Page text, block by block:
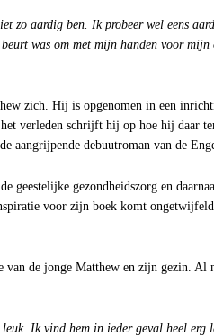
zo aardig ben. Ik probeer wel eens
was om met mijn handen voor mijn
zich. Hij is opgenomen in een
verleden schrijft hij op hoe hij daar
aangrijpende debuutroman van de
geestelijke gezondheidszorg en
voor zijn boek komt
de jonge Matthew en zijn gezin. Al
Ik vind hem in ieder geval heel erg